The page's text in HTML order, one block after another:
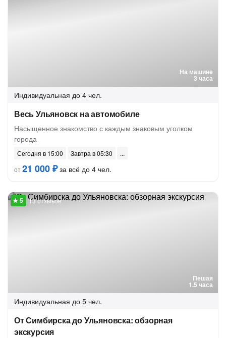
На машине
3 часа
Индивидуальная до 4 чел.
Весь Ульяновск на автомобиле
Насыщенное знакомство с каждым знаковым уголком
города
Сегодня в 15:00
Завтра в 05:30
от21 000 ₽за всё до 4 чел.
Пешая
1.5 часа
13 отзывов
Индивидуальная до 5 чел.
От Симбирска до Ульяновска: обзорная
экскурсия